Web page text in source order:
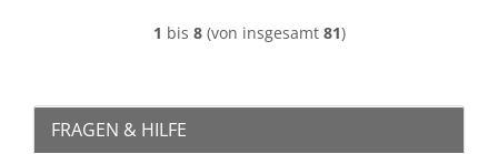
1 bis 8(von insgesamt 81)
FRAGEN & HILFE